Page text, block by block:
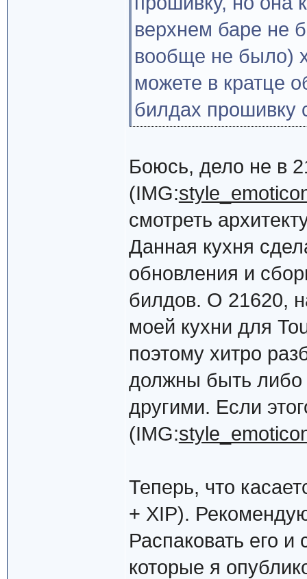
верхнем баре не
вообще не было)
можете в кратце
билдах прошивку
Боюсь, дело не в
(IMG:
смотреть
Данная кухня
обновления и
билдов. О 21620,
моей кухни для
поэтому хитро
должны быть либо
другими. Если
(IMG:
Теперь, что
+ XIP).
Распаковать его и
которые я